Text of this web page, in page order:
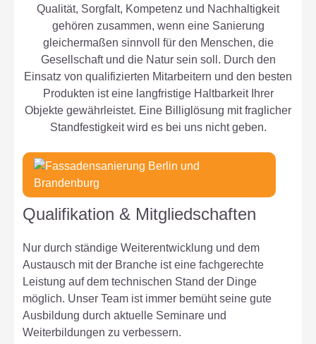
Qualität, Sorgfalt, Kompetenz und Nachhaltigkeit
gehören zusammen, wenn eine Sanierung
gleichermaßen sinnvoll für den Menschen, die
Gesellschaft und die Natur sein soll. Durch den
Einsatz von qualifizierten Mitarbeitern und den besten
Produkten ist eine langfristige Haltbarkeit Ihrer
Objekte gewährleistet. Eine Billiglösung mit fraglicher
Standfestigkeit wird es bei uns nicht geben.
Qualifikation & Mitgliedschaften
Nur durch ständige Weiterentwicklung und dem
Austausch mit der Branche ist eine fachgerechte
Leistung auf dem technischen Stand der Dinge
möglich. Unser Team ist immer bemüht seine gute
Ausbildung durch aktuelle Seminare und
Weiterbildungen zu verbessern.